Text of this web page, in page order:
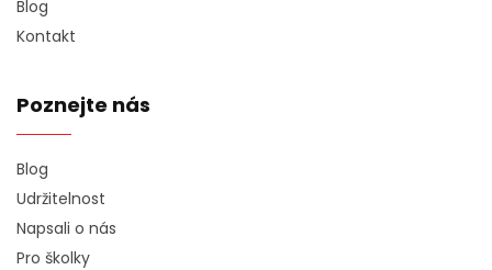
Blog
Kontakt
Poznejte nás
Blog
Udržitelnost
Napsali o nás
Pro školky